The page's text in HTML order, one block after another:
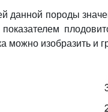
данной породы
можно изобразить и